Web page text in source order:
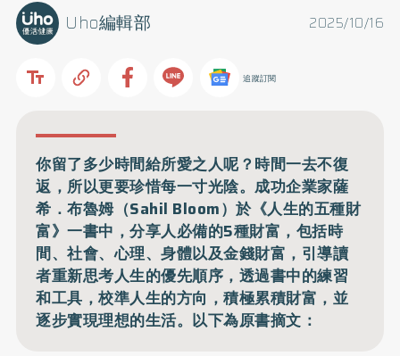
2025/10/16
Uho編輯部
追蹤訂閱
你留了多少時間給所愛之人呢？時間一去不復
返，所以更要珍惜每一寸光陰。成功企業家薩
希．布魯姆（Sahil Bloom）於《人生的五種財
富》一書中，分享人必備的5種財富，包括時
間、社會、心理、身體以及金錢財富，引導讀
者重新思考人生的優先順序，透過書中的練習
和工具，校準人生的方向，積極累積財富，並
逐步實現理想的生活。以下為原書摘文：